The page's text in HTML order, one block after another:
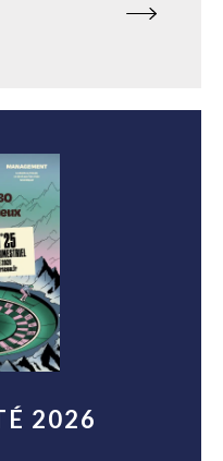
2026